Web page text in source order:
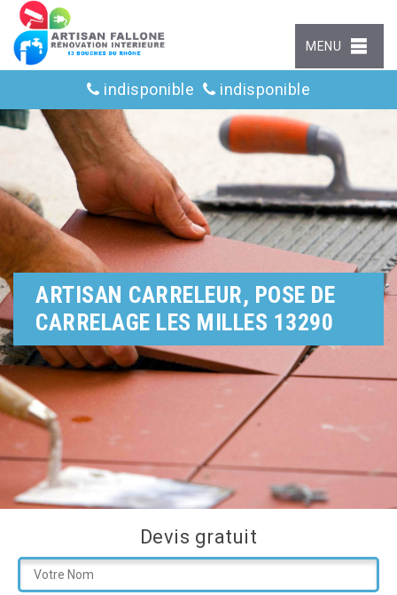
MENU
indisponible indisponible
ARTISAN CARRELEUR, POSE DE
CARRELAGE LES MILLES 13290
Devis gratuit